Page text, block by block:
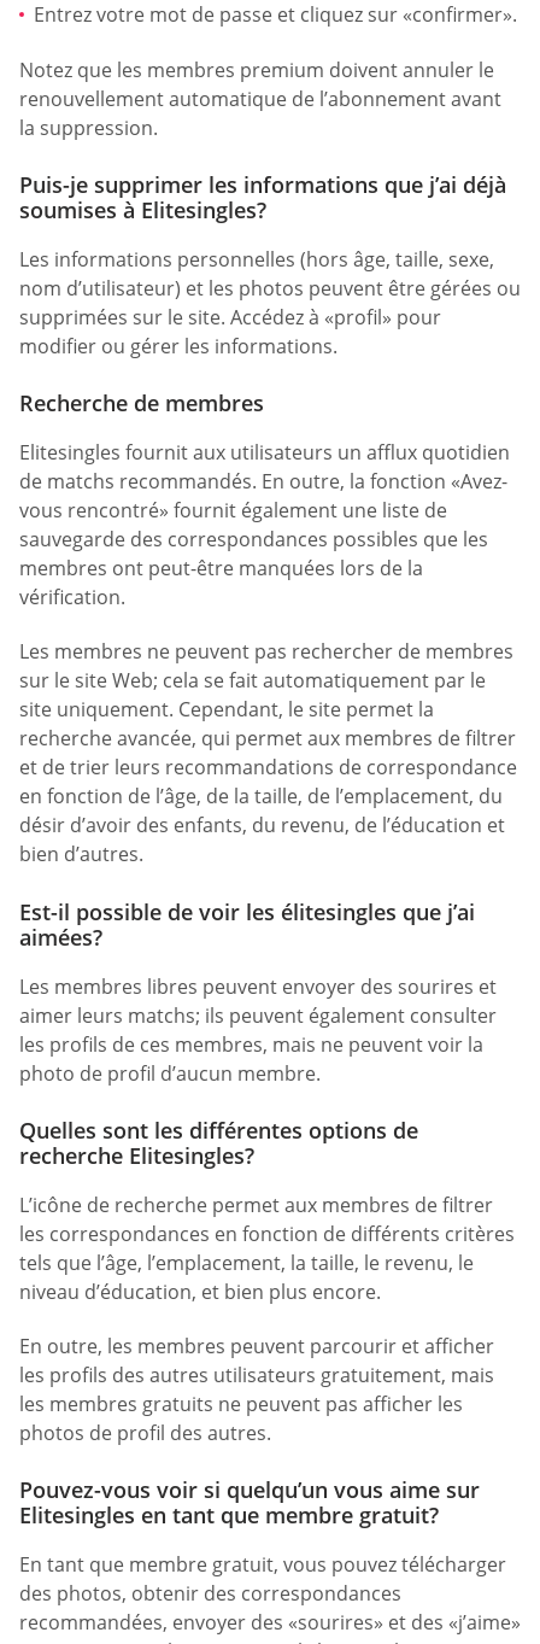
Entrez votre mot de passe et cliquez sur «confirmer».
Notez que les membres premium doivent annuler le
renouvellement automatique de l’abonnement avant
la suppression.
Puis-je supprimer les informations que j’ai déjà
soumises à Elitesingles?
Les informations personnelles (hors âge, taille, sexe,
nom d’utilisateur) et les photos peuvent être gérées ou
supprimées sur le site. Accédez à «profil» pour
modifier ou gérer les informations.
Recherche de membres
Elitesingles fournit aux utilisateurs un afflux quotidien
de matchs recommandés. En outre, la fonction «Avez-
vous rencontré» fournit également une liste de
sauvegarde des correspondances possibles que les
membres ont peut-être manquées lors de la
vérification.
Les membres ne peuvent pas rechercher de membres
sur le site Web; cela se fait automatiquement par le
site uniquement. Cependant, le site permet la
recherche avancée, qui permet aux membres de filtrer
et de trier leurs recommandations de correspondance
en fonction de l’âge, de la taille, de l’emplacement, du
désir d’avoir des enfants, du revenu, de l’éducation et
bien d’autres.
Est-il possible de voir les élitesingles que j’ai
aimées?
Les membres libres peuvent envoyer des sourires et
aimer leurs matchs; ils peuvent également consulter
les profils de ces membres, mais ne peuvent voir la
photo de profil d’aucun membre.
Quelles sont les différentes options de
recherche Elitesingles?
L’icône de recherche permet aux membres de filtrer
les correspondances en fonction de différents critères
tels que l’âge, l’emplacement, la taille, le revenu, le
niveau d’éducation, et bien plus encore.
En outre, les membres peuvent parcourir et afficher
les profils des autres utilisateurs gratuitement, mais
les membres gratuits ne peuvent pas afficher les
photos de profil des autres.
Pouvez-vous voir si quelqu’un vous aime sur
Elitesingles en tant que membre gratuit?
En tant que membre gratuit, vous pouvez télécharger
des photos, obtenir des correspondances
recommandées, envoyer des «sourires» et des «j’aime»